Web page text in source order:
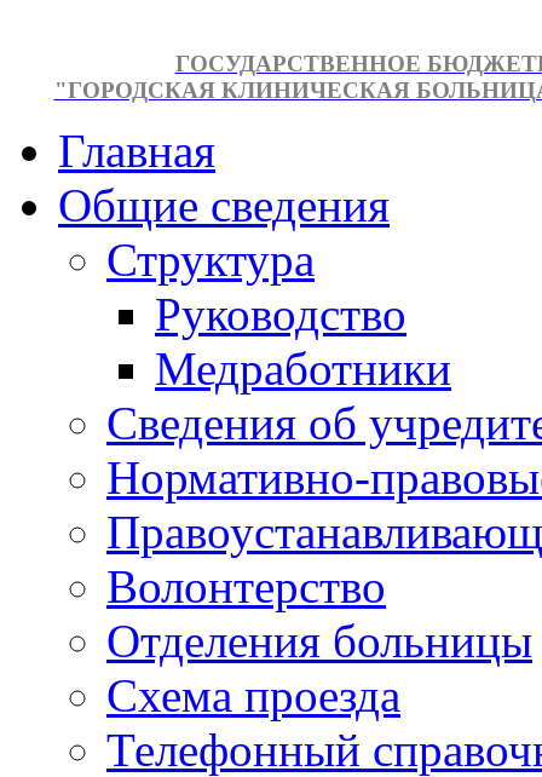
ГОСУДАРСТВЕННОЕ
"ГОРОДСКАЯ КЛИНИЧЕСКАЯ
Главная
Общие сведения
Структура
Руководство
Медработники
Сведения об
Нормативно-
Волонтерство
Отделения больницы
Схема проезда
Телефонный